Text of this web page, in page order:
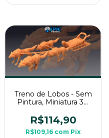
Treno de Lobos - Sem
Pintura, Miniatura 3D
Mesa
R$114,90
R$109,16 com Pix